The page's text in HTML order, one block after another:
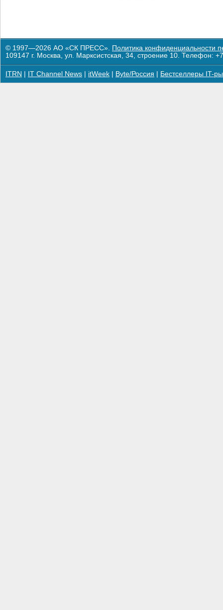
© 1997—2026 АО «СК ПРЕСС». Политика конфиденциальности
109147 г. Москва, ул. Марксистская, 34, строение 10. Телефон:
ITRN IT Channel News itWeek Byte/Россия Бестселлеры IT-